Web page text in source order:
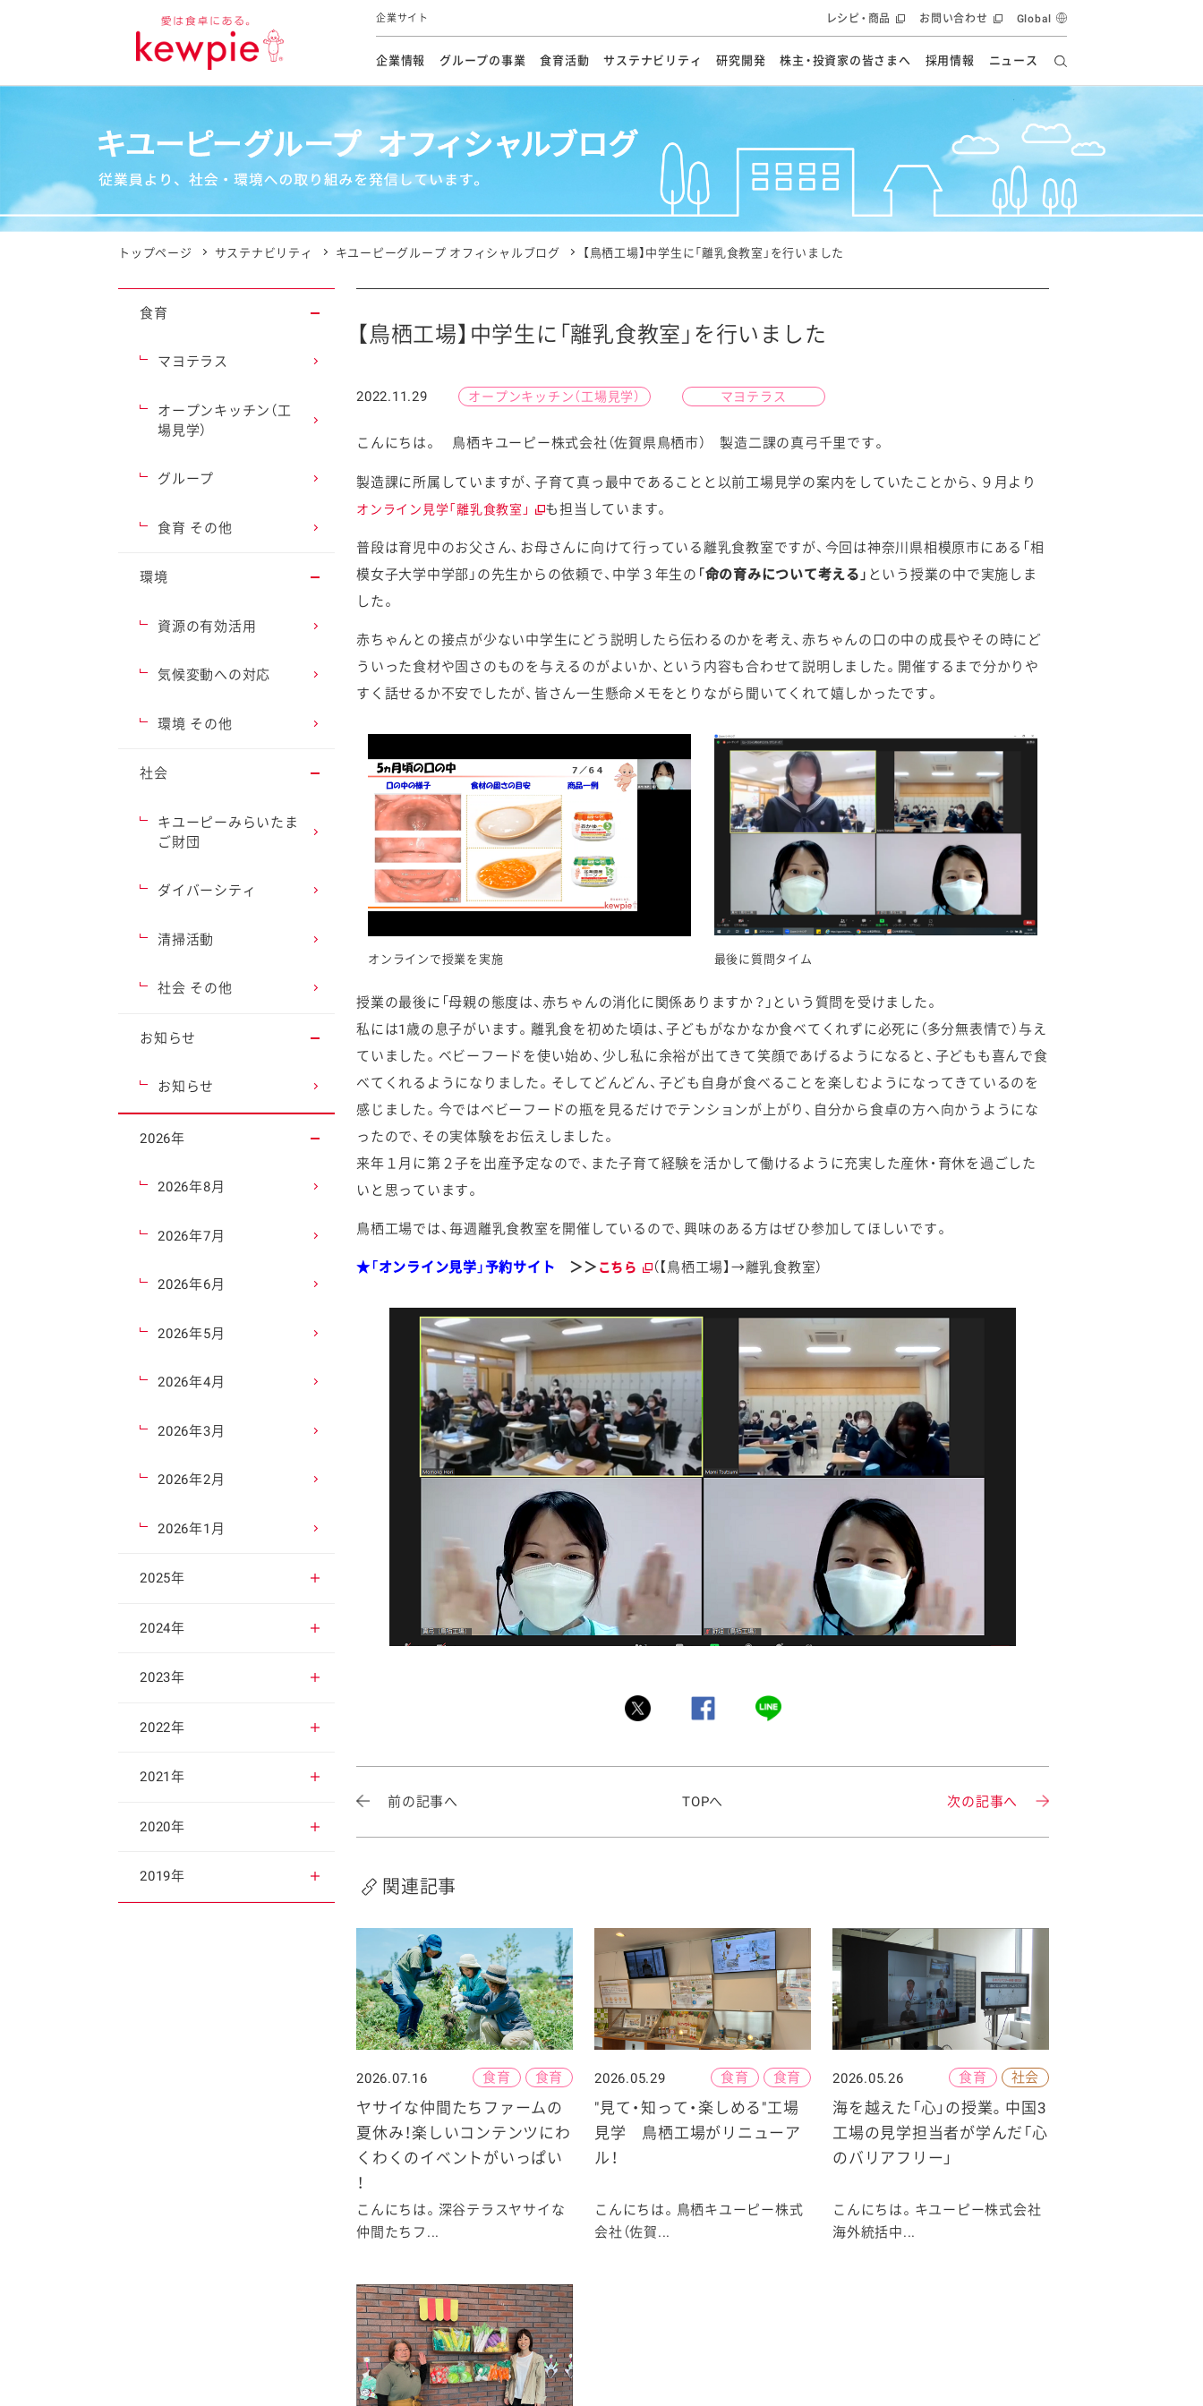
企業サイト
企業情報
トップメッセージ
グループの事業
市販用
ファインケミカル
食育活動
食育活動方針
食をテーマにした講演会 オープンキッチン（工場見学） マヨテラス（見学施設）
海外における食育活動 食に関する情報提供
オフィシャルブログ
サステナビリティ
トップメッセージ
気候変動への対応 生物多様性の保全 食と健康への貢献
持続可能な調達 ガバナンス
各種報告書
イニシアチブ・加盟団体 社会・環境活動の歴史
キユーピーグループ
統合報告書
研究開発
本部長メッセージ
技術ソリューション 研究開発スタイル 学会発表・論文 イノベーションストーリー
株主・投資家の皆さまへ
個人投資家の皆さまへ
IRライブラリ 株式情報 IRカレンダー
IRよくあるご質問 ディスクロージャーポリシー 電子公告 統合報告書
採用情報 ニュース
レシピ・商品
体験・エンタメ
ファインケミカル
お問い合わせ Global
【鳥栖工場】中学生に「離乳食教室」を行いました
2022.11.29 オープンキッチン（工場見学） マヨテラス
こんにちは。 鳥栖キユーピー株式会社（佐賀県鳥栖市） 製造二課の真弓千里です。
製造課に所属していますが、子育て真っ最中であることと以前工場見学の案内をしていたことから、９月より
オンライン見学「離乳食教室」 も担当しています。
普段は育児中のお父さん、お母さんに向けて行っている離乳食教室ですが、今回は神奈川県相模原市にある「相
模女子大学中学部」の先生からの依頼で、中学３年生の 「命の育みについて考える」 という授業の中で実施しま
した。
赤ちゃんとの接点が少ない中学生にどう説明したら伝わるのかを考え、赤ちゃんの口の中の成長やその時にど
ういった食材や固さのものを与えるのがよいか、という内容も合わせて説明しました。開催するまで分かりや
すく話せるか不安でしたが、皆さん一生懸命メモをとりながら聞いてくれて嬉しかったです。
オンラインで授業を実施 最後に質問タイム
授業の最後に「母親の態度は、赤ちゃんの消化に関係ありますか？」という質問を受けました。
私には1歳の息子がいます。離乳食を初めた頃は、子どもがなかなか食べてくれずに必死に（多分無表情で）与え
ていました。ベビーフードを使い始め、少し私に余裕が出てきて笑顔であげるようになると、子どもも喜んで食
べてくれるようになりました。そしてどんどん、子ども自身が食べることを楽しむようになってきているのを
感じました。今ではベビーフードの瓶を見るだけでテンションが上がり、自分から食卓の方へ向かうようにな
ったので、その実体験をお伝えしました。
来年１月に第２子を出産予定なので、また子育て経験を活かして働けるように充実した産休・育休を過ごした
いと思っています。
鳥栖工場では、毎週離乳食教室を開催しているので、興味のある方はぜひ参加してほしいです。
★「オンライン見学」予約サイト ＞＞ こちら （【鳥栖工場】→離乳食教室）
前の記事へ TOPへ 次の記事へ
関連記事
食育 食育
2026.07.16
ヤサイな仲間たちファームの
夏休み！楽しいコンテンツにわ
くわくのイベントがいっぱい
！
こんにちは。深谷テラスヤサイな
仲間たちフ...
食育 食育
2026.05.29
"見て・知って・楽しめる"工場
見学 鳥栖工場がリニューア
ル！
こんにちは。鳥栖キユーピー株式
会社（佐賀...
食育 社会
2026.05.26
海を越えた「心」の授業。中国3
工場の見学担当者が学んだ「心
のバリアフリー」
こんにちは。キユーピー株式会社
海外統括中...
食育
マヨテラス
オープンキッチン（工
場見学）
グループ
食育 その他
環境
資源の有効活用
気候変動への対応
環境 その他
社会
キユーピーみらいたま
ご財団
ダイバーシティ
清掃活動
社会 その他
お知らせ
お知らせ
2026年
2026年8月
2026年7月
2026年6月
2026年5月
2026年4月
2026年3月
2026年2月
2026年1月
2025年
2025年12月
2025年11月
2025年10月
2025年9月
2025年8月
2025年7月
2024年
2024年12月
2024年11月
2024年10月
2024年9月
2024年8月
2023年
2023年12月
2023年11月
2023年10月
2023年9月
2022年
2022年12月
2022年11月
2022年10月
2021年
2021年12月
2021年11月
2020年
2020年12月
2019年
トップページ サステナビリティ キユーピーグループ オフィシャルブログ 【鳥栖工場】中学生に「離乳食教室」を行いました